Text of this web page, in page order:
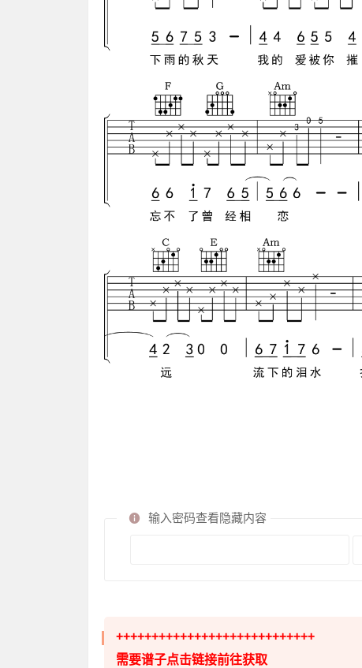
输入密码查看隐藏内容
++++++++++++++++++++++++++++
需要谱子点击链接前往获取